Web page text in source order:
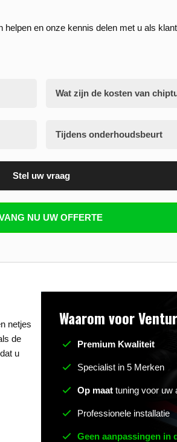
en onze kennis delen met u als
Wat zijn de kosten van
Tijdens onderhoudsbeurt
Stel uw vraag
NU UW OFFERTE
netjes
de
u
Waarom voor
Premium Kwaliteit
Specialist in 5 Merken
Op maat tuning voor uw
Professionele installatie
Geen aanpassingen in